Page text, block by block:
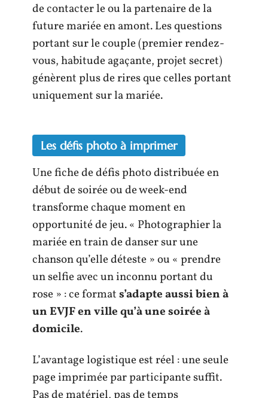
de contacter le ou la partenaire de la
future mariée en amont. Les questions
portant sur le couple (premier rendez-
vous, habitude agaçante, projet secret)
génèrent plus de rires que celles portant
uniquement sur la mariée.
Les défis photo à imprimer
Une fiche de défis photo distribuée en
début de soirée ou de week-end
transforme chaque moment en
opportunité de jeu. « Photographier la
mariée en train de danser sur une
chanson qu’elle déteste » ou « prendre
un selfie avec un inconnu portant du
rose » : ce formats’adapte aussi bien à
un EVJF en ville qu’à une soirée à
domicile.
L’avantage logistique est réel : une seule
page imprimée par participante suffit.